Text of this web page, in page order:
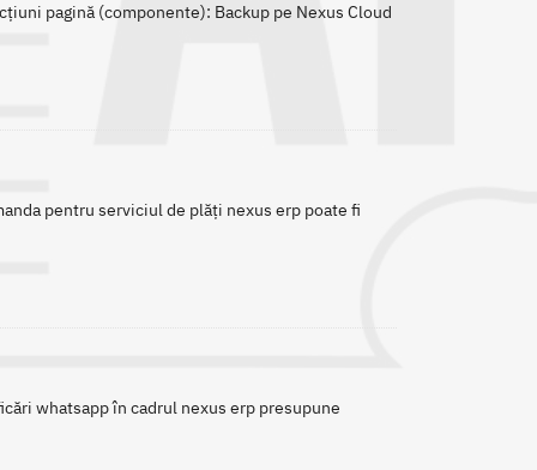
pagină (componente): Backup pe Nexus Cloud
pentru serviciul de plăți nexus erp poate fi
whatsapp în cadrul nexus erp presupune